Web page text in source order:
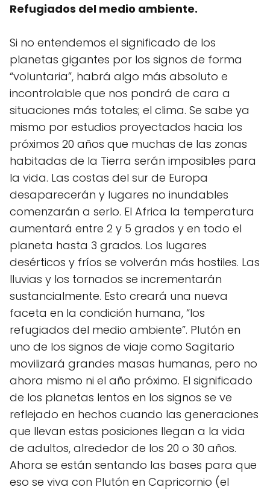
Refugiados del medio ambiente.
Si no entendemos el significado de los
planetas gigantes por los signos de forma
“voluntaria”, habrá algo más absoluto e
incontrolable que nos pondrá de cara a
situaciones más totales; el clima. Se sabe ya
mismo por estudios proyectados hacia los
próximos 20 años que muchas de las zonas
habitadas de la Tierra serán imposibles para
la vida. Las costas del sur de Europa
desaparecerán y lugares no inundables
comenzarán a serlo. El Africa la temperatura
aumentará entre 2 y 5 grados y en todo el
planeta hasta 3 grados. Los lugares
desérticos y fríos se volverán más hostiles. Las
lluvias y los tornados se incrementarán
sustancialmente. Esto creará una nueva
faceta en la condición humana, “los
refugiados del medio ambiente”. Plutón en
uno de los signos de viaje como Sagitario
movilizará grandes masas humanas, pero no
ahora mismo ni el año próximo. El significado
de los planetas lentos en los signos se ve
reflejado en hechos cuando las generaciones
que llevan estas posiciones llegan a la vida
de adultos, alrededor de los 20 o 30 años.
Ahora se están sentando las bases para que
eso se viva con Plutón en Capricornio (el